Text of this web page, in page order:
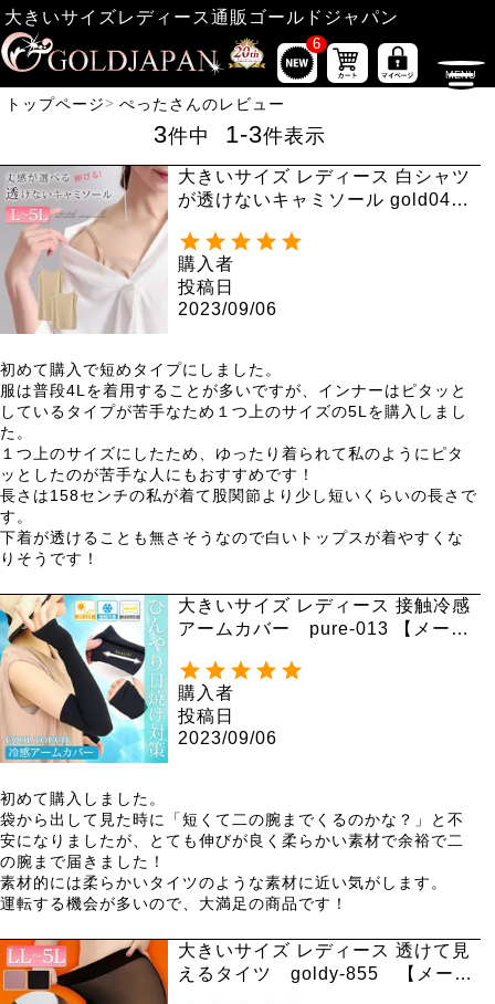
大きいサイズレディース通販ゴールドジャパン
6
トップページ ぺったさんのレビュー
3件中 1-3件表示
大きいサイズ レディース 白シャツ
が透けないキャミソール gold041
購入者
投稿日
2023/09/06
初めて購入で短めタイプにしました。
服は普段4Lを着用することが多いですが、インナーはピタッと
しているタイプが苦手なため１つ上のサイズの5Lを購入しまし
た。
１つ上のサイズにしたため、ゆったり着られて私のようにピタ
ッとしたのが苦手な人にもおすすめです！
長さは158センチの私が着て股関節より少し短いくらいの長さで
す。
下着が透けることも無さそうなので白いトップスが着やすくな
りそうです！
大きいサイズ レディース 接触冷感
アームカバー pure-013 【メール
購入者
投稿日
2023/09/06
初めて購入しました。
袋から出して見た時に「短くて二の腕までくるのかな？」と不
安になりましたが、とても伸びが良く柔らかい素材で余裕で二
の腕まで届きました！
素材的には柔らかいタイツのような素材に近い気がします。
運転する機会が多いので、大満足の商品です！
大きいサイズ レディース 透けて見
えるタイツ goldy-855 【メール